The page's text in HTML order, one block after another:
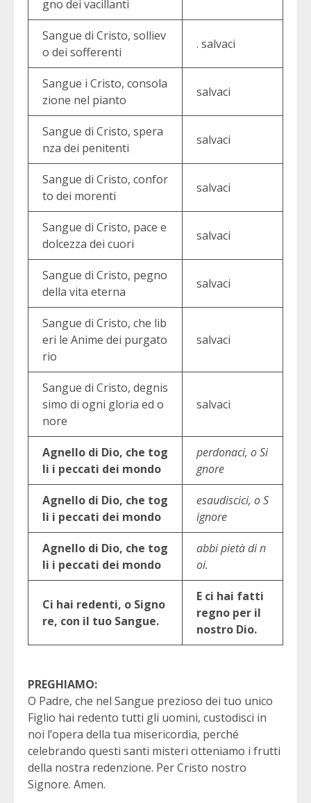
gno dei vacillanti
Sangue di Cristo, solliev
o dei sofferenti
. salvaci
Sangue i Cristo, consola
zione nel pianto
salvaci
Sangue di Cristo, spera
nza dei penitenti
salvaci
Sangue di Cristo, confor
to dei morenti
salvaci
Sangue di Cristo, pace e
dolcezza dei cuori
salvaci
Sangue di Cristo, pegno
della vita eterna
salvaci
Sangue di Cristo, che lib
eri le Anime dei purgato
rio
salvaci
Sangue di Cristo, degnis
simo di ogni gloria ed o
nore
salvaci
Agnello di Dio, che tog
li i peccati dei mondo
perdonaci, o Si
gnore
Agnello di Dio, che tog
li i peccati dei mondo
esaudiscici, o S
ignore
Agnello di Dio, che tog
li i peccati dei mondo
abbi pietà di n
oi.
Ci hai redenti, o Signo
re, con il tuo Sangue.
E ci hai fatti
regno per il
nostro Dio.
PREGHIAMO:
O Padre, che nel Sangue prezioso dei tuo unico
Figlio hai redento tutti gli uomini, custodisci in
noi l’opera della tua misericordia, perché
celebrando questi santi misteri otteniamo i frutti
della nostra redenzione. Per Cristo nostro
Signore. Amen.